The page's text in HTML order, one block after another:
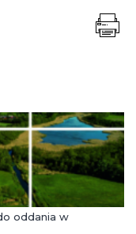
oddania w